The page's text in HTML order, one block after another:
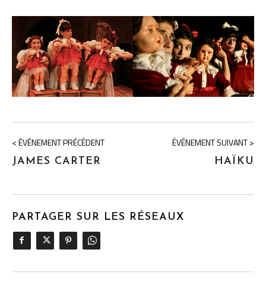
< ÉVÉNEMENT PRÉCÉDENT
JAMES CARTER
ÉVÉNEMENT SUIVANT >
HAÏKU
PARTAGER SUR LES RÉSEAUX